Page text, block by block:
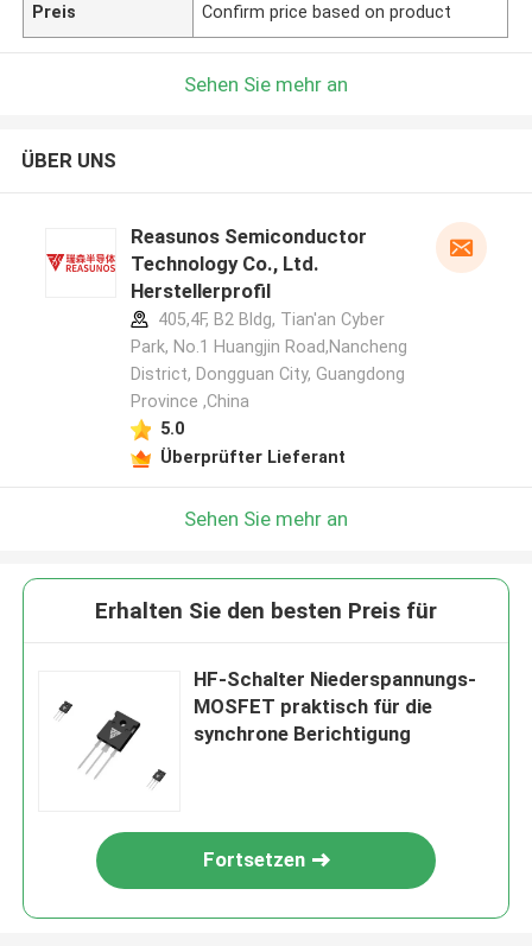
Preis Confirm price based on product
Sehen Sie mehr an
ÜBER UNS
Reasunos Semiconductor
Technology Co., Ltd.
Herstellerprofil
405,4F, B2 Bldg, Tian'an Cyber
Park, No.1 Huangjin Road,Nancheng
District, Dongguan City, Guangdong
Province ,China
5.0
Überprüfter Lieferant
Sehen Sie mehr an
Erhalten Sie den besten Preis für
HF-Schalter Niederspannungs-
MOSFET praktisch für die
synchrone Berichtigung
Fortsetzen